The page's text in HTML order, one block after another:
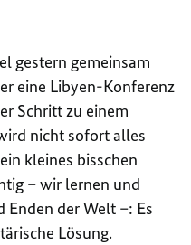
gestern gemeinsam
eine Libyen-Konferenz
Schritt zu einem
nicht sofort alles
kleines bisschen
– wir lernen und
Enden der Welt –: Es
Lösung.